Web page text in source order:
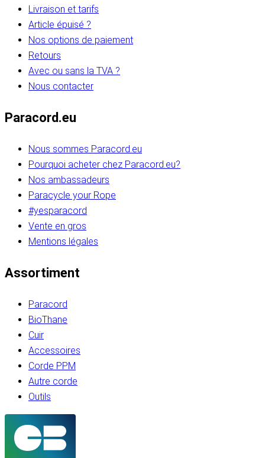
Livraison et tarifs
Article épuisé ?
Nos options de paiement
Retours
Avec ou sans la TVA ?
Nous contacter
Paracord.eu
Nous sommes Paracord.eu
Pourquoi acheter chez Paracord.eu?
Nos ambassadeurs
Paracycle your Rope
#yesparacord
Vente en gros
Mentions légales
Assortiment
Paracord
BioThane
Cuir
Accessoires
Corde PPM
Autre corde
Outils